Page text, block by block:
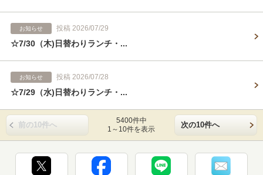
お知らせ 投稿 2026/07/29
☆7/30（木)日替わりランチ・...
お知らせ 投稿 2026/07/28
☆7/29（水)日替わりランチ・...
前の10件へ
5400件中
1～10件を表示
次の10件へ